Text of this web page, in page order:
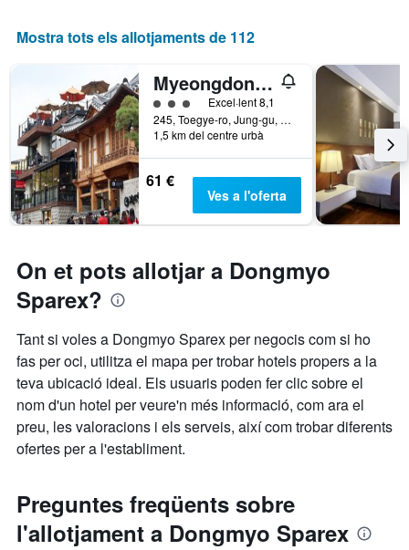
Mostra tots els allotjaments de 112
Myeongdong Merlin Hotel
Categoria 3Excel·lent 8,1
245, Toegye-ro, Jung-gu, Seül, Corea del Sud
1,5 km del centre urbà
61 €
Ves a l'oferta
On et pots allotjar a Dongmyo
Sparex?
Tant si voles a Dongmyo Sparex per negocis com si ho
fas per oci, utilitza el mapa per trobar hotels propers a la
teva ubicació ideal. Els usuaris poden fer clic sobre el
nom d'un hotel per veure'n més informació, com ara el
preu, les valoracions i els serveis, així com trobar diferents
ofertes per a l'establiment.
Preguntes freqüents sobre
l'allotjament a Dongmyo Sparex